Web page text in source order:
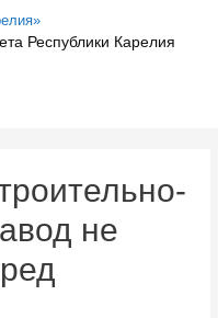
Республики Карелия
не